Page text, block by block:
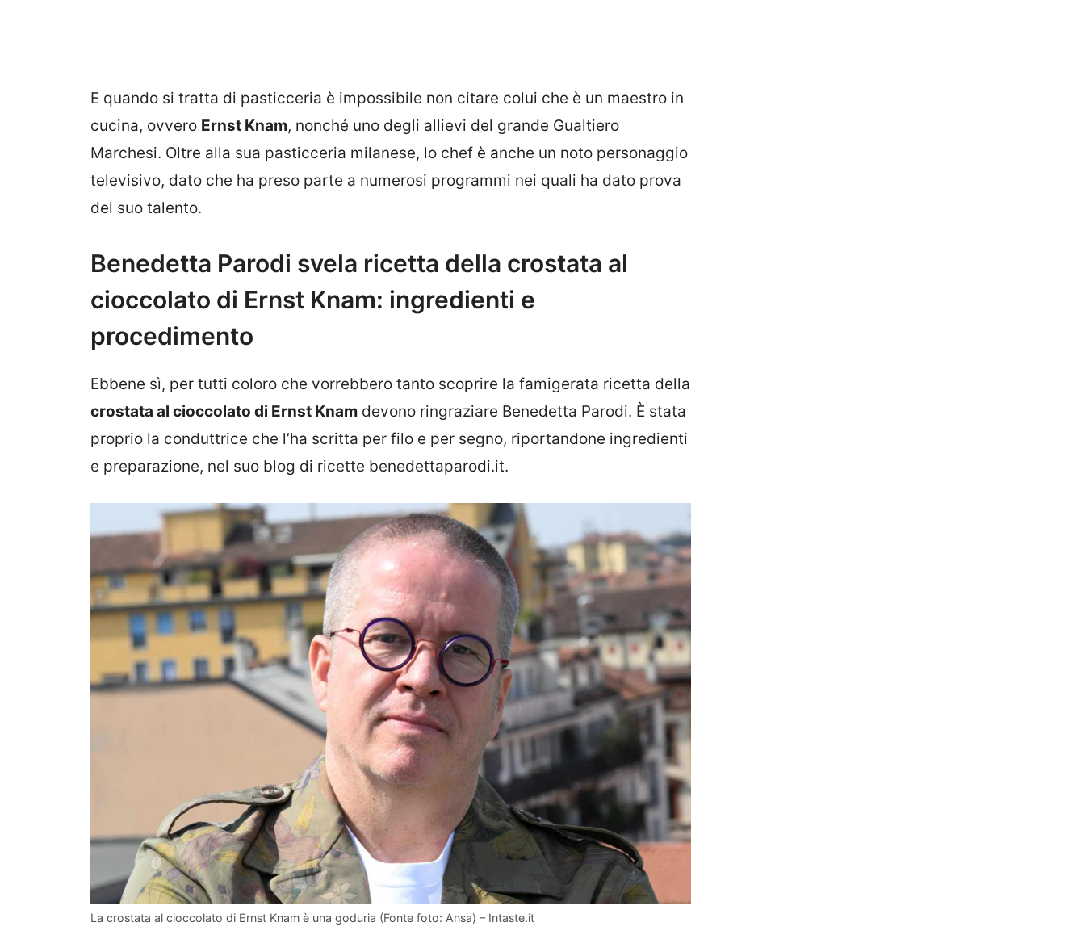
E quando si tratta di pasticceria è impossibile non citare colui che è un maestro in
cucina, ovvero Ernst Knam, nonché uno degli allievi del grande Gualtiero
Marchesi. Oltre alla sua pasticceria milanese, lo chef è anche un noto personaggio
televisivo, dato che ha preso parte a numerosi programmi nei quali ha dato prova
del suo talento.
Benedetta Parodi svela ricetta della crostata al
cioccolato di Ernst Knam: ingredienti e
procedimento
Ebbene sì, per tutti coloro che vorrebbero tanto scoprire la famigerata ricetta della
crostata al cioccolato di Ernst Knam devono ringraziare Benedetta Parodi. È stata
proprio la conduttrice che l’ha scritta per filo e per segno, riportandone ingredienti
e preparazione, nel suo blog di ricette benedettaparodi.it.
La crostata al cioccolato di Ernst Knam è una goduria (Fonte foto: Ansa) – Intaste.it